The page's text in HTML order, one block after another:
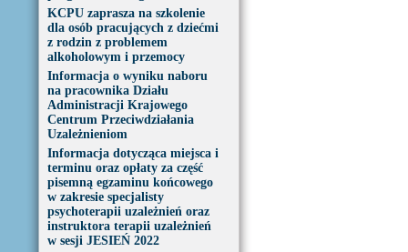
KCPU zaprasza na szkolenie
dla osób pracujących z dziećmi
z rodzin z problemem
alkoholowym i przemocy
Informacja o wyniku naboru
na pracownika Działu
Administracji Krajowego
Centrum Przeciwdziałania
Uzależnieniom
Informacja dotycząca miejsca i
terminu oraz opłaty za część
pisemną egzaminu końcowego
w zakresie specjalisty
psychoterapii uzależnień oraz
instruktora terapii uzależnień
w sesji JESIEŃ 2022